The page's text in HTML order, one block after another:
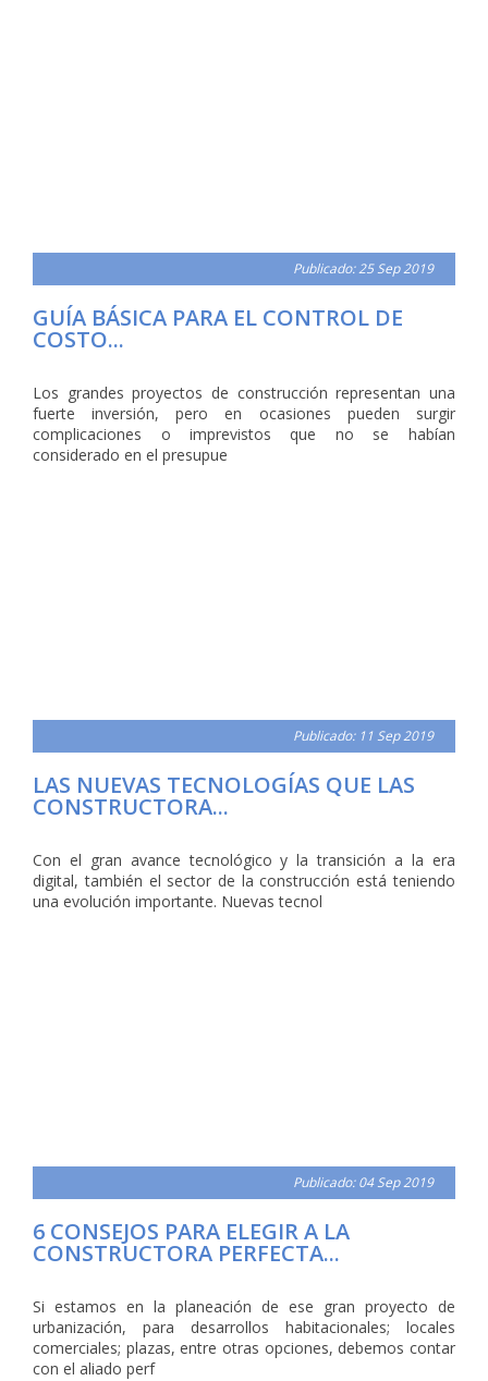
Publicado: 25 Sep 2019
GUÍA BÁSICA PARA EL CONTROL DE
COSTO...
Los grandes proyectos de construcción representan una
fuerte inversión, pero en ocasiones pueden surgir
complicaciones o imprevistos que no se habían
considerado en el presupue
Publicado: 11 Sep 2019
LAS NUEVAS TECNOLOGÍAS QUE LAS
CONSTRUCTORA...
Con el gran avance tecnológico y la transición a la era
digital, también el sector de la construcción está teniendo
una evolución importante. Nuevas tecnol
Publicado: 04 Sep 2019
6 CONSEJOS PARA ELEGIR A LA
CONSTRUCTORA PERFECTA...
Si estamos en la planeación de ese gran proyecto de
urbanización, para desarrollos habitacionales; locales
comerciales; plazas, entre otras opciones, debemos contar
con el aliado perf